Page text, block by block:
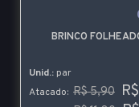
BRINCO
Unid.: par
Atacado: R$ 5,90